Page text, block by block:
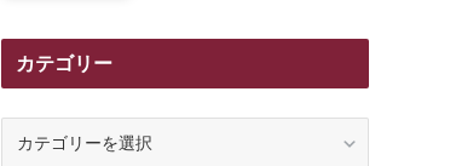
カテゴリー